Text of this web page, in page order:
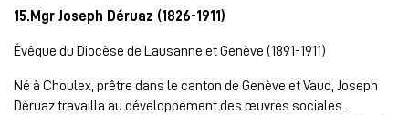
15.Mgr Joseph Déruaz (1826-1911)
Évêque du Diocèse de Lausanne et Genève (1891-1911)
Né à Choulex, prêtre dans le canton de Genève et Vaud, Joseph
Déruaz travailla au développement des œuvres sociales.